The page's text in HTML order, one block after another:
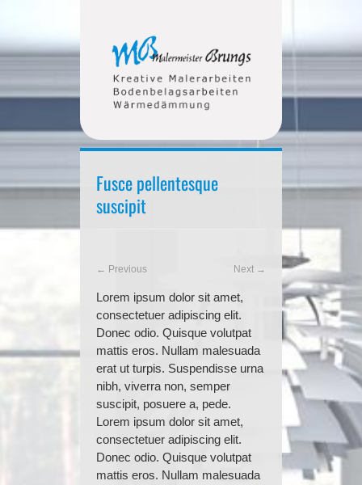
Fusce pellentesque
suscipit
← Previous Next →
Lorem ipsum dolor sit amet,
consectetuer adipiscing elit.
Donec odio. Quisque volutpat
mattis eros. Nullam malesuada
erat ut turpis. Suspendisse urna
nibh, viverra non, semper
suscipit, posuere a, pede.
Lorem ipsum dolor sit amet,
consectetuer adipiscing elit.
Donec odio. Quisque volutpat
mattis eros. Nullam malesuada